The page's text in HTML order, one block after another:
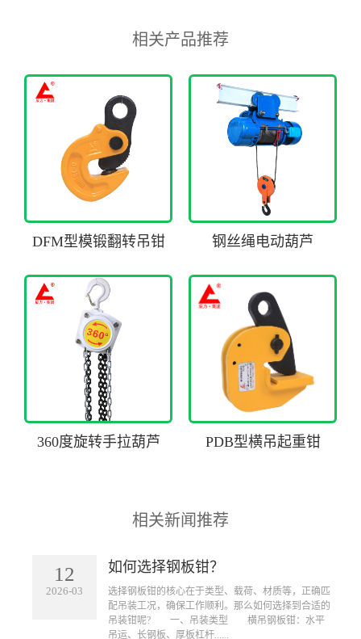
相关产品推荐
DFM型模锻翻转吊钳 钢丝绳电动葫芦
360度旋转手拉葫芦 PDB型横吊起重钳
相关新闻推荐
12
2026-03
如何选择钢板钳？
​选择钢板钳的核心在于类型、载荷、材质等，正确匹
配吊装工况，确保工作顺利。那么如何选择到合适的
吊装钳呢? 一、吊装类型 横吊钢板钳：水平
吊运、长钢板、厚板杠杆......